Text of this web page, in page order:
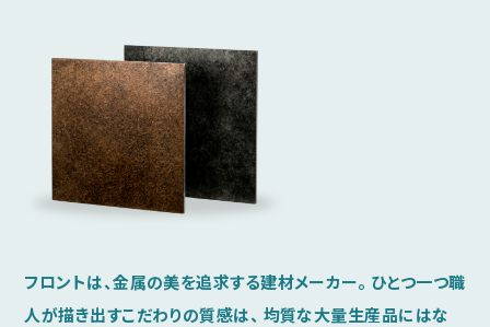
フロントは、金属の美を追求する建材メーカー。 ひとつ一つ職
人が描き出すこだわりの質感は、 均質な大量生産品にはな